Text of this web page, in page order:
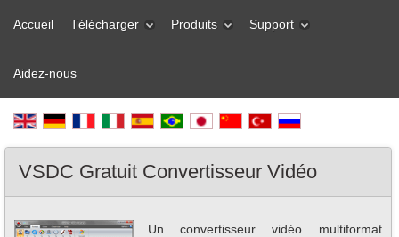
Accueil Télécharger Produits Support
Aidez-nous
VSDC Gratuit Convertisseur Vidéo
Un convertisseur vidéo multiformat